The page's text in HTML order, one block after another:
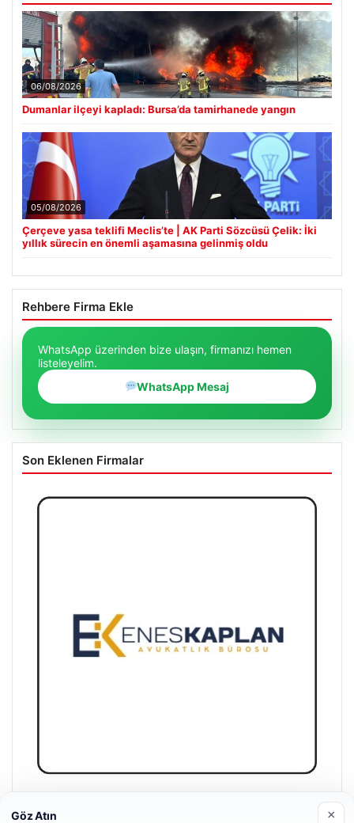
06/08/2026
Dumanlar ilçeyi kapladı: Bursa’da tamirhanede yangın
05/08/2026
Çerçeve yasa teklifi Meclis’te | AK Parti Sözcüsü Çelik: İki
yıllık sürecin en önemli aşamasına gelinmiş oldu
Rehbere Firma Ekle
WhatsApp üzerinden bize ulaşın, firmanızı hemen
listeleyelim.
WhatsApp Mesaj
Son Eklenen Firmalar
Enes Kaplan Avukatlık Bürosu
Göz Atın ×